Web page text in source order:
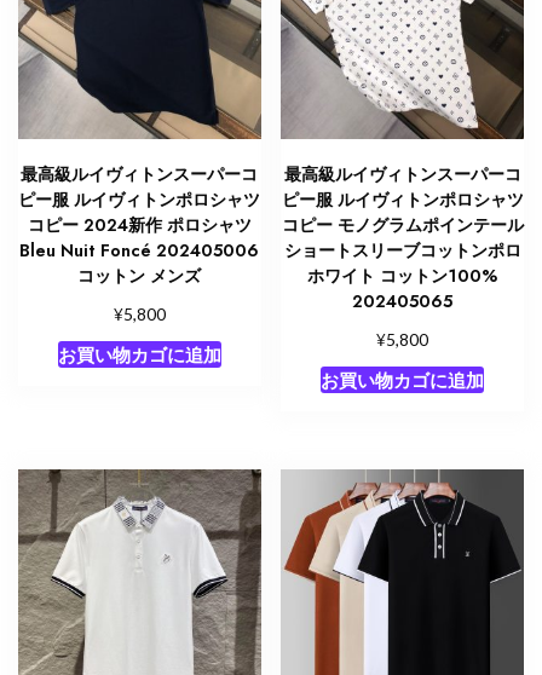
ブ
ロ
イ
ダ
ド
LV
パ
ッ
ト
ン
100%
202405067
個
最高級ルイヴィトンスーパーコ
ピー服 ルイヴィトンポロシャツ
コピー 2024新作 ポロシャツ
Bleu Nuit Foncé 202405006
コットン メンズ
¥5,800
お買い物カゴに追加
最高級ルイヴィトンスーパーコ
ピー服 ルイヴィトンポロシャツ
コピー モノグラムポインテール
ショートスリーブコットンポロ
ホワイト コットン100%
202405065
¥5,800
お買い物カゴに追加